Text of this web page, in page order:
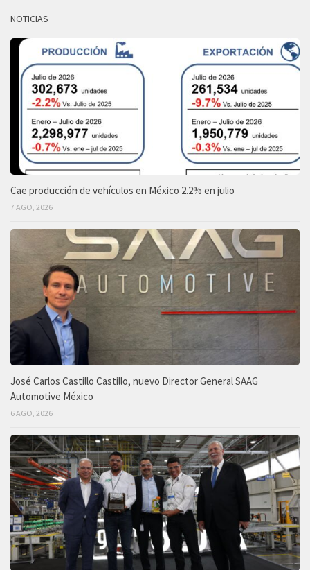
NOTICIAS
Cae producción de vehículos en México 2.2% en julio
7 AGO, 2026
José Carlos Castillo Castillo, nuevo Director General SAAG
Automotive México
6 AGO, 2026